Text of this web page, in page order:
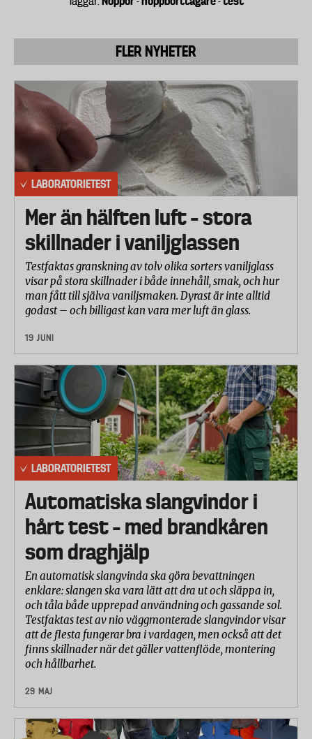
FLER NYHETER
LABORATORIETEST
Mer än hälften luft – stora
skillnader i vaniljglassen
Testfaktas granskning av tolv olika sorters vaniljglass
visar på stora skillnader i både innehåll, smak, och hur
man fått till själva vaniljsmaken. Dyrast är inte alltid
godast – och billigast kan vara mer luft än glass.
19 JUNI
LABORATORIETEST
Automatiska slangvindor i
hårt test – med brandkåren
som draghjälp
En automatisk slangvinda ska göra bevattningen
enklare: slangen ska vara lätt att dra ut och släppa in,
och tåla både upprepad användning och gassande sol.
Testfaktas test av nio väggmonterade slangvindor visar
att de flesta fungerar bra i vardagen, men också att det
finns skillnader när det gäller vattenflöde, montering
och hållbarhet.
29 MAJ